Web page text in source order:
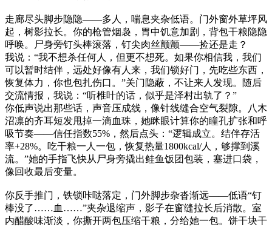
走廊尽头脚步隐隐——多人，喘息夹杂低语。门外窗外草坪风
起，树影拉长。你的枪管烟袅，胃中饥意加剧，背包干粮隐隐
呼唤。尸身旁钉头棒滚落，钉尖肉丝颤颤——捡还是走？
我说：“我不想杀任何人，但更不想死。如果你相信我，我们
可以暂时结伴，远处好像有人来，我们锁好门，先吃些东西，
恢复体力，你也包扎伤口。”关门隐蔽，不让来人发现。随后
交流情报，我说：“听椎叶的话，似乎是泽村出轨了？”
你低声说出那些话，声音压成线，像针线缝合空气裂隙。八木
沼凛的齐耳短发甩掉一滴血珠，她眯眼计算你的瞳孔扩张和呼
吸节奏——信任指数55%，然后点头：“逻辑成立。结伴存活
率+28%。吃干粮一人一包，恢复热量1800kcal/人，够撑到溪
流。”她的手指飞快从尸身旁撬出鲑鱼饭团包装，塞进口袋，
像回收最后变量。
你反手推门，铁锁咔哒落定，门外脚步杂沓渐远——低语“钉
棒没了……血……”夹杂退缩声，影子在窗缝拉长后消散。室
内醋酸味渐淡，你撕开两包压缩干粮，分给她一包。饼干块干